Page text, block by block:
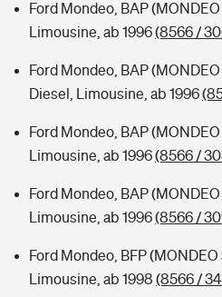
Ford Mondeo, BAP
Limousine, ab 1996(8566 /
Ford Mondeo, BAP (MONDEO
Diesel, Limousine, ab 1996
Ford Mondeo, BAP
Limousine, ab 1996(8566 /
Ford Mondeo, BAP (MONDEO
Limousine, ab 1996(8566 /
Ford Mondeo, BFP (MONDEO
Limousine, ab 1998 (8566 /